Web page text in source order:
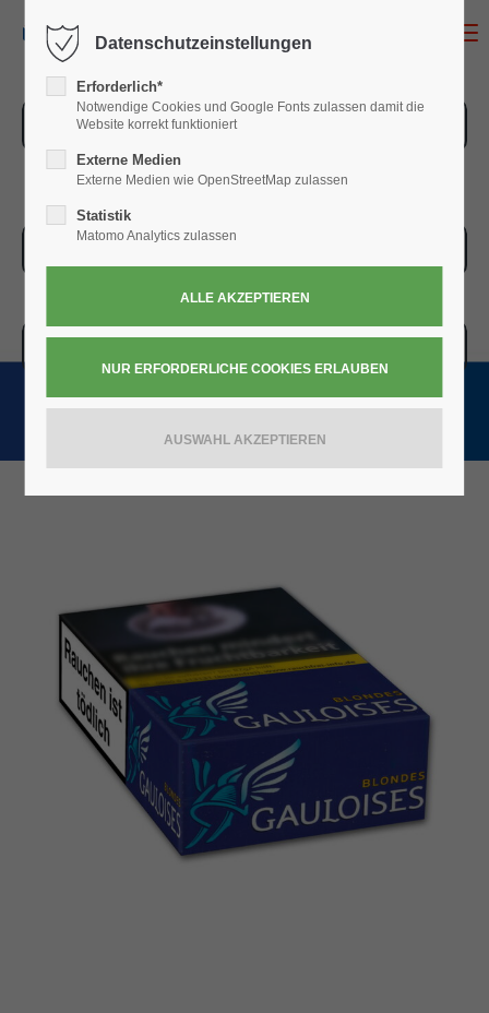
ZUR ÜBERSICHT
Datenschutzeinstellungen
Erforderlich*
Notwendige Cookies und Google Fonts zulassen damit die
Website korrekt funktioniert
Externe Medien
Externe Medien wie OpenStreetMap zulassen
Statistik
Matomo Analytics zulassen